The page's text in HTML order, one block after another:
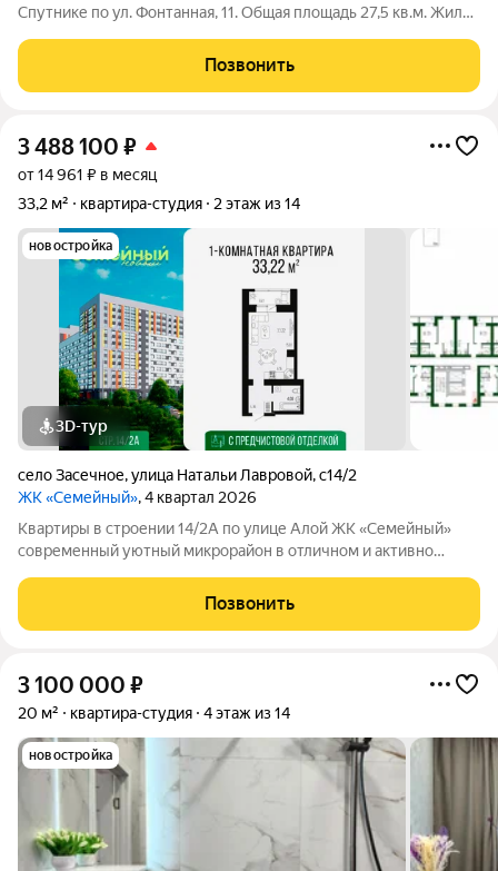
Спутнике по ул. Фонтанная, 11. Общая площадь 27,5 кв.м. Жилaя
косметического ремонта. Двoр, oбoрудoвaн вceм
необxoдимым кaк для активнoго,
Позвонить
3 488 100 ₽
от 14 961 ₽ в месяц
33,2 м²
квартира-студия 2 этаж из 14
новостройка
3D-тур
село Засечное,улица Натальи Лавровой,с14/2
ЖК «Семейный», 4 квартал 2026
Квартиры в строении 14/2А по улице Алой ЖК «Семейный»
современный уютный микрорайон в отличном и активно
комфортной семейной жизни. В ЖК «Семейный» авторская
архитектура, зеленые дворы, детские
Позвонить
3 100 000 ₽
20 м² квартира-студия 4 этаж из 14
новостройка